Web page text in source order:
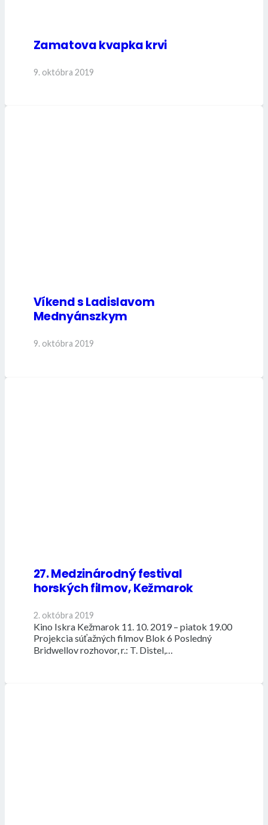
Zamatova kvapka krvi
9. októbra 2019
Víkend s Ladislavom
Mednyánszkym
9. októbra 2019
27. Medzinárodný festival
horských filmov, Kežmarok
2. októbra 2019
Kino Iskra Kežmarok 11. 10. 2019 – piatok 19.00
Projekcia súťažných filmov Blok 6 Posledný
Bridwellov rozhovor, r.: T. Distel,…